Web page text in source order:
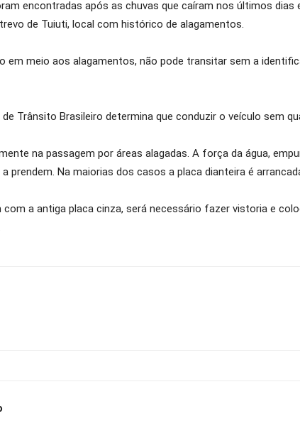
encontradas após as chuvas que caíram nos últimos
de Tuiuti, local com histórico de alagamentos.
em meio aos alagamentos, não pode transitar sem a
Trânsito Brasileiro determina que conduzir o veículo sem
na passagem por áreas alagadas. A força da água,
prendem. Na maiorias dos casos a placa dianteira é
com a antiga placa cinza, será necessário fazer vistoria e